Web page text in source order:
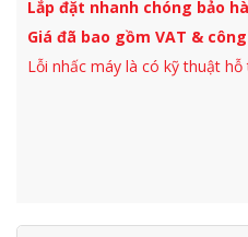
Lắp đặt nhanh chóng bảo
Giá đã bao gồm VAT &
Lỗi nhấc máy là có kỹ thuật